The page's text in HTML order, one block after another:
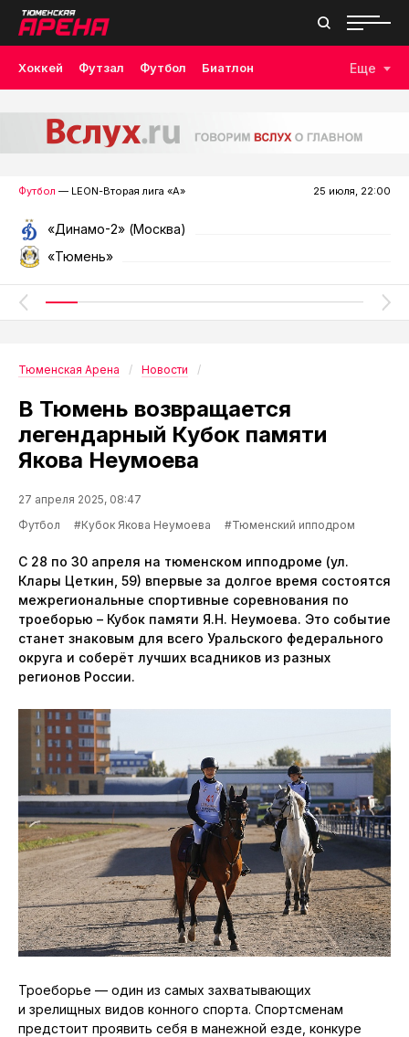
Хоккей Футзал Футбол Биатлон Еще
Футбол — LEON-Вторая лига «А» 25 июля, 22:00
«Динамо-2» (Москва)
«Тюмень»
Тюменская Арена Новости
В Тюмень возвращается
легендарный Кубок памяти
Якова Неумоева
27 апреля 2025, 08:47
Футбол
#Кубок Якова Неумоева #Тюменский ипподром
С 28 по 30 апреля на тюменском ипподроме (ул.
Клары Цеткин, 59) впервые за долгое время состоятся
межрегиональные спортивные соревнования по
троеборью – Кубок памяти Я.Н. Неумоева. Это событие
станет знаковым для всего Уральского федерального
округа и соберёт лучших всадников из разных
регионов России.
Троеборье — один из самых захватывающих
и зрелищных видов конного спорта. Спортсменам
предстоит проявить себя в манежной езде, конкуре